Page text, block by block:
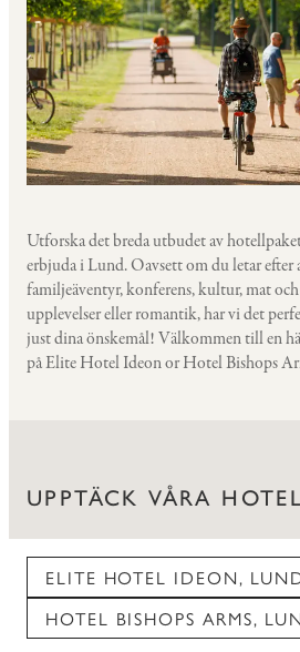
Utforska det breda utbudet av
erbjuda i Lund. Oavsett om du letar efter
familjeäventyr, konferens, kultur, mat
upplevelser eller romantik, har vi det
just dina önskemål! Välkommen till en
på Elite Hotel Ideon or Hotel Bishops
UPPTÄCK VÅRA
ELITE HOTEL IDEON,
HOTEL BISHOPS ARMS,